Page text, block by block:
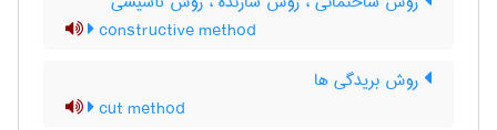
constructive method
روش بریدگی ها
cut method